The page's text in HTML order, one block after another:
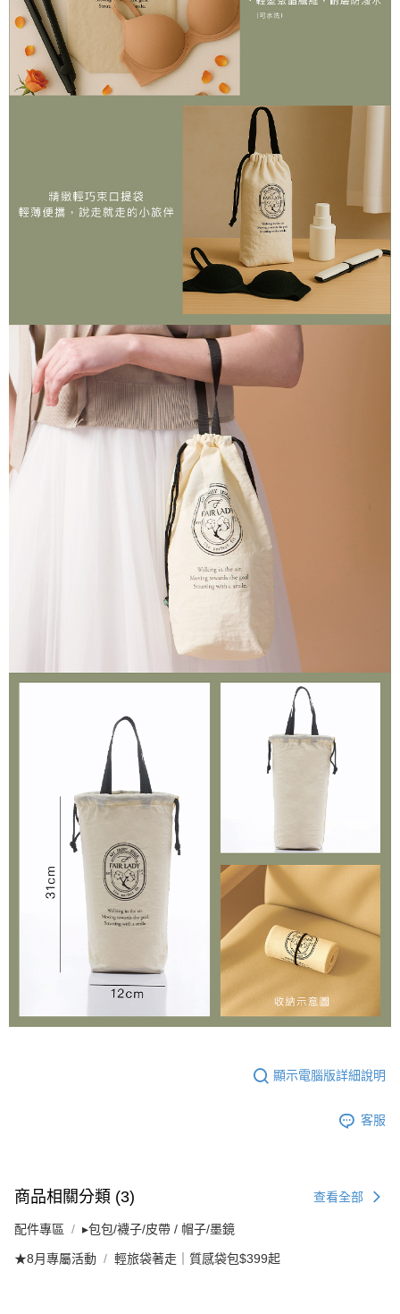
顯示電腦版詳細說明
客服
商品相關分類 (3) 查看全部
配件專區 ▸包包/襪子/皮帶 / 帽子/墨鏡
★8月專屬活動 輕旅袋著走｜質感袋包$399起